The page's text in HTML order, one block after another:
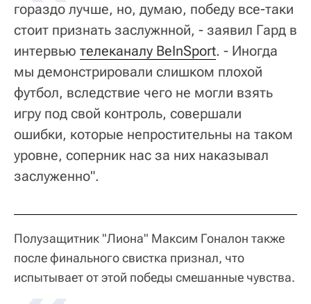
гораздо лучше, но, думаю, победу все-таки
стоит признать заслужнной, - заявил Гард в
интервью телеканалу BeInSport. - Иногда
мы демонстрировали слишком плохой
футбол, вследствие чего не могли взять
игру под свой контроль, совершали
ошибки, которые непростительны на таком
уровне, соперник нас за них наказывал
заслуженно".
Полузащитник "Лиона" Максим Гоналон также
после финального свистка признал, что
испытывает от этой победы смешанные чувства.